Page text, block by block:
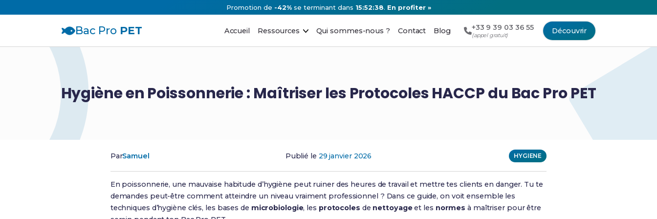
Promotion de -42% se terminant dans 15:52:37. En profiter »
Bac Pro PET Accueil Ressources Qui sommes-nous ? Contact Blog +33 9 39 03 36 55
(appel gratuit)
Découvrir
Hygiène en Poissonnerie : Maîtriser les Protocoles HACCP du Bac Pro PET
ParSamuel Publié le 29 janvier 2026 HYGIENE
En poissonnerie, une mauvaise habitude d’hygiène peut ruiner des heures de travail et mettre tes clients en danger. Tu te
demandes peut-être comment atteindre un niveau vraiment professionnel ? Dans ce guide, on voit ensemble les
techniques d’hygiène clés, les bases de microbiologie, les protocoles de nettoyageet les normes à maîtriser pour être